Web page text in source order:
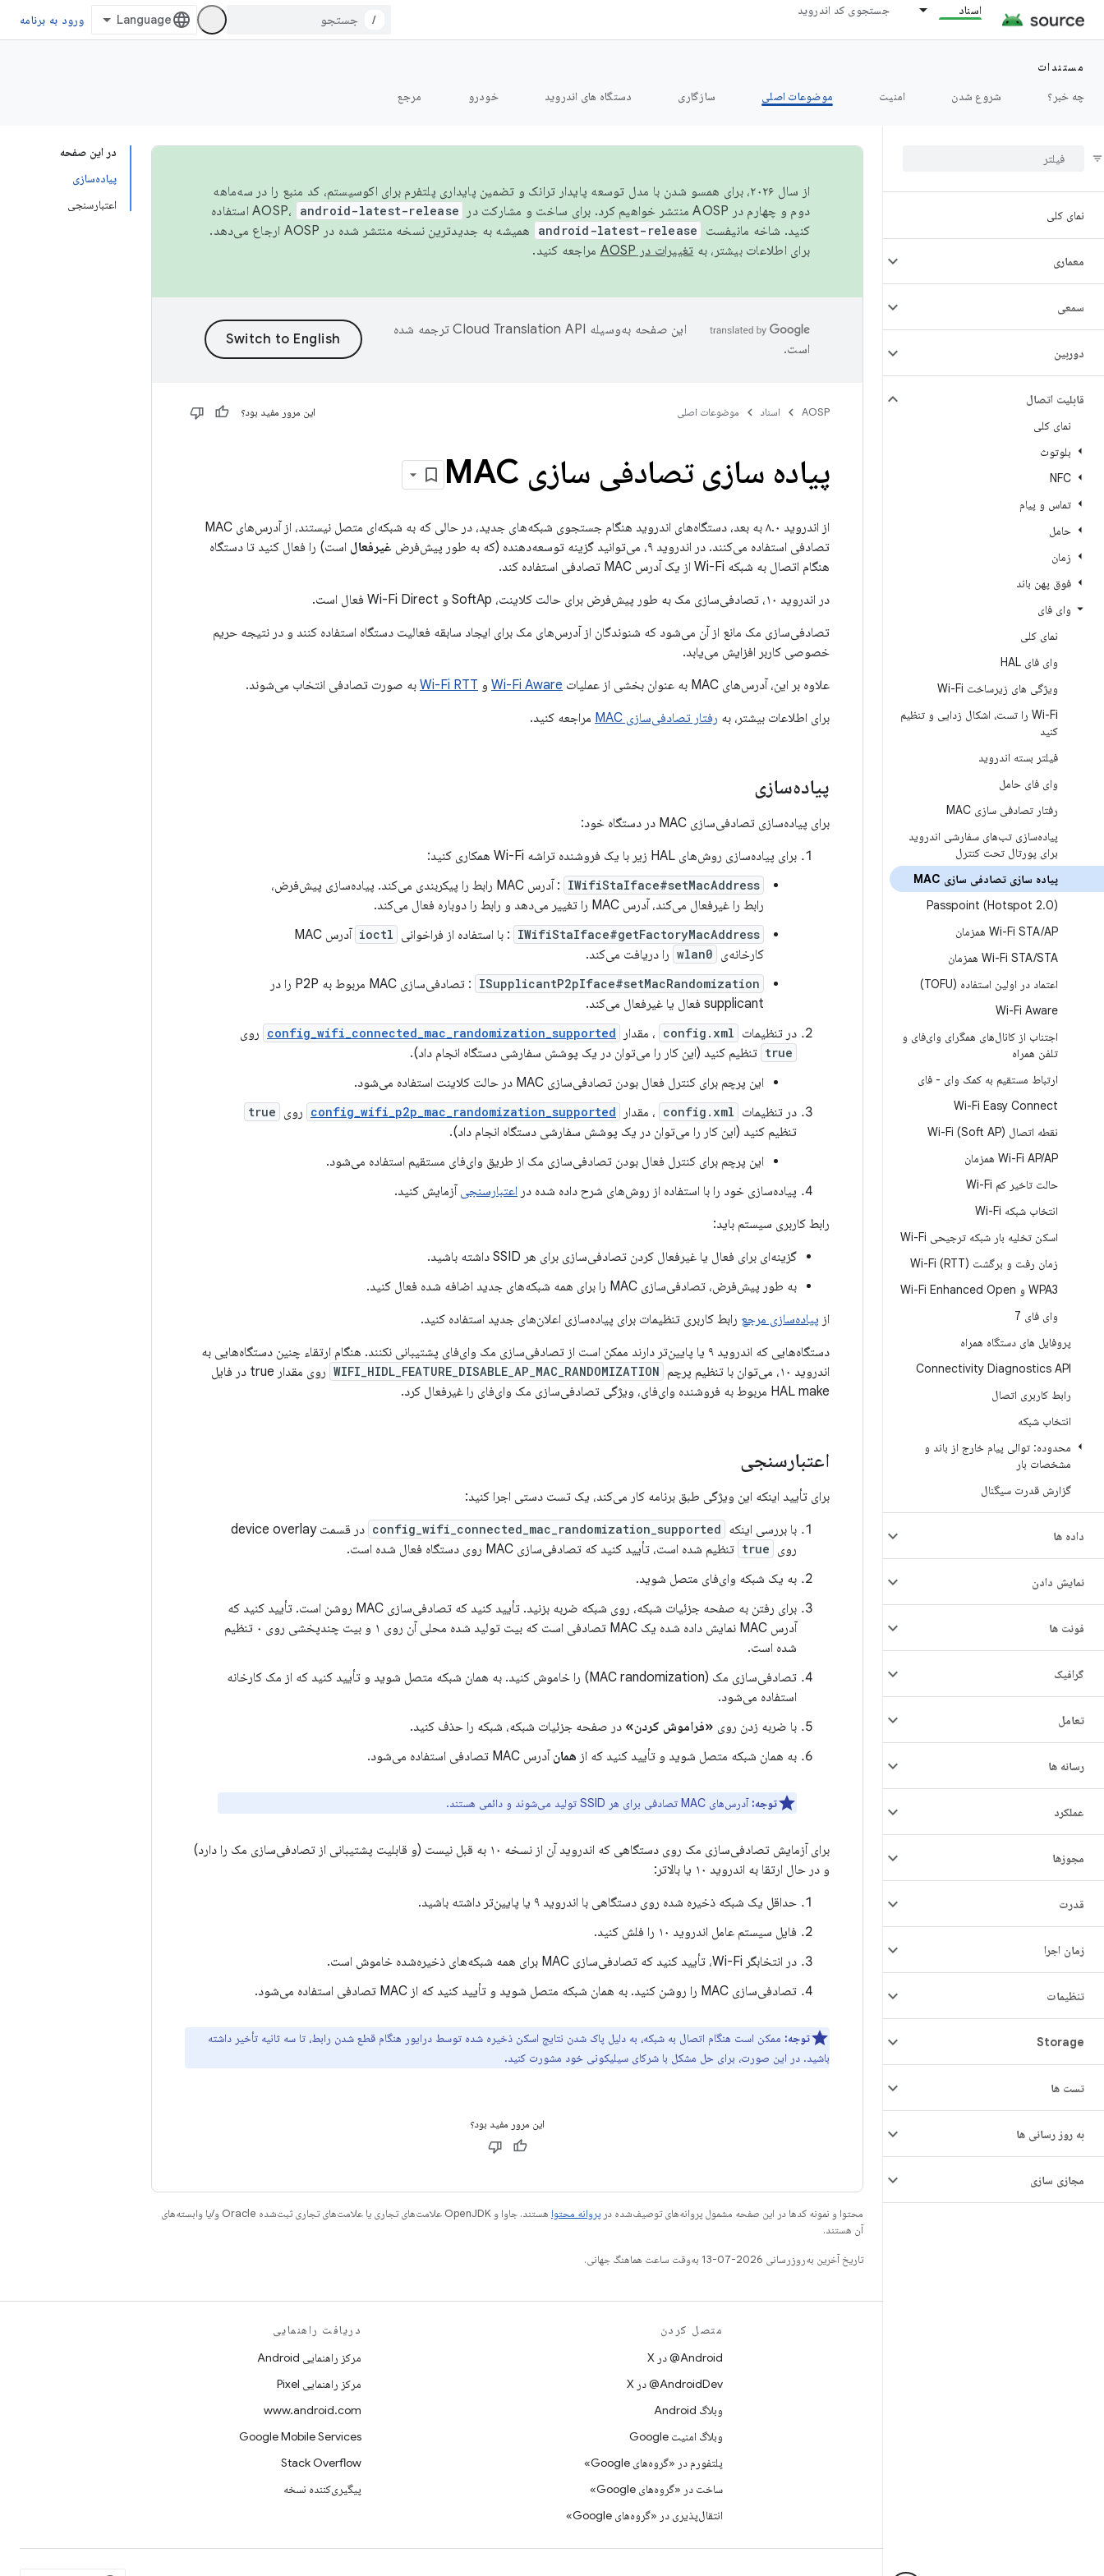
اسناد جستجوی کد اندروید
/ ورود به برنامه
مستندات
چه خبر؟
شروع شدن امنیت موضوعات اصلی سازگاری دستگاه های اندروید خودرو مرجع
نمای کلی
معماری
سمعی
دوربین
قابلیت اتصال
نمای کلی
بلوتوث
NFC
تماس و پیام
حامل
زمان
فوق پهن باند
وای فای
نمای کلی
وای فای HAL
ویژگی های زیرساخت Wi-Fi
Wi-Fi را تست، اشکال زدایی و تنظیم
کنید
فیلتر بسته اندروید
وای فای حامل
رفتار تصادفی سازی MAC
پیاده‌سازی تب‌های سفارشی اندروید
برای پورتال تحت کنترل
پیاده سازی تصادفی سازی MAC
Passpoint (Hotspot 2.0)
Wi-Fi STA/AP همزمان
Wi-Fi STA/STA همزمان
اعتماد در اولین استفاده (TOFU)
Wi-Fi Aware
اجتناب از کانال‌های همگرای وای‌فای و
تلفن همراه
ارتباط مستقیم به کمک وای - فای
Wi-Fi Easy Connect
نقطه اتصال Wi-Fi (Soft AP)
Wi-Fi AP/AP همزمان
حالت تاخیر کم Wi-Fi
انتخاب شبکه Wi-Fi
اسکن تخلیه بار شبکه ترجیحی Wi-Fi
زمان رفت و برگشت Wi-Fi (RTT)
WPA3 و Wi-Fi Enhanced Open
وای فای 7
پروفایل های دستگاه همراه
Connectivity Diagnostics API
رابط کاربری اتصال
انتخاب شبکه
محدوده: توالی پیام خارج از باند و
مشخصات بار
گزارش قدرت سیگنال
داده ها
نمایش دادن
فونت ها
گرافیک
تعامل
رسانه ها
عملکرد
مجوزها
قدرت
زمان اجرا
تنظیمات
Storage
تست ها
به روز رسانی ها
مجازی سازی
در این صفحه
پیاده‌سازی
اعتبارسنجی
از سال ۲۰۲۶، برای همسو شدن با مدل توسعه پایدار ترانک و تضمین پایداری پلتفرم برای اکوسیستم، کد منبع را در سه‌ماهه
دوم و چهارم در AOSP منتشر خواهیم کرد. برای ساخت و مشارکت در AOSP،
android-latest-release
استفاده
کنید. شاخه مانیفست
android-latest-release
همیشه به جدیدترین نسخه منتشر شده در AOSP ارجاع می‌دهد.
برای اطلاعات بیشتر، به تغییرات در AOSP مراجعه کنید.
این صفحه به‌وسیله
ترجمه شده
است.
AOSP اسناد موضوعات اصلی این مرور مفید بود؟
پیاده سازی تصادفی سازی MAC
از اندروید ۸.۰ به بعد، دستگاه‌های اندروید هنگام جستجوی شبکه‌های جدید، در حالی که به شبکه‌ای متصل نیستند، از آدرس‌های MAC
تصادفی استفاده می‌کنند. در اندروید ۹، می‌توانید گزینه توسعه‌دهنده (که به طور پیش‌فرض
غیرفعال است) را فعال کنید تا دستگاه
هنگام اتصال به شبکه Wi-Fi از یک آدرس MAC تصادفی استفاده کند.
در اندروید ۱۰، تصادفی‌سازی مک به طور پیش‌فرض برای حالت کلاینت، SoftAp و Wi-Fi Direct فعال است.
تصادفی‌سازی مک مانع از آن می‌شود که شنوندگان از آدرس‌های مک برای ایجاد سابقه فعالیت دستگاه استفاده کنند و در نتیجه حریم
خصوصی کاربر افزایش می‌یابد.
علاوه بر این، آدرس‌های MAC به عنوان بخشی از عملیات
Wi-Fi Aware و Wi-Fi RTT به صورت تصادفی انتخاب می‌شوند.
برای اطلاعات بیشتر، به رفتار تصادفی‌سازی MAC مراجعه کنید.
پیاده‌سازی
برای پیاده‌سازی تصادفی‌سازی MAC در دستگاه خود:
برای پیاده‌سازی روش‌های HAL زیر با یک فروشنده تراشه Wi-Fi همکاری کنید:
IWifiStaIface#setMacAddress
: آدرس MAC رابط را پیکربندی می‌کند. پیاده‌سازی پیش‌فرض،
رابط را غیرفعال می‌کند، آدرس MAC را تغییر می‌دهد و رابط را دوباره فعال می‌کند.
IWifiStaIface#getFactoryMacAddress : با استفاده از فراخوانی ioctl
آدرس MAC
کارخانه‌ی wlan0 را دریافت می‌کند.
ISupplicantP2pIface#setMacRandomization
: تصادفی‌سازی MAC مربوط به P2P را در
supplicant فعال یا غیرفعال می‌کند.
در تنظیمات config.xml ، مقدار config_wifi_connected_mac_randomization_supported روی
true تنظیم کنید (این کار را می‌توان در یک پوشش سفارشی دستگاه انجام داد).
این پرچم برای کنترل فعال بودن تصادفی‌سازی MAC در حالت کلاینت استفاده می‌شود.
در تنظیمات config.xml ، مقدار config_wifi_p2p_mac_randomization_supported روی true
تنظیم کنید (این کار را می‌توان در یک پوشش سفارشی دستگاه انجام داد).
این پرچم برای کنترل فعال بودن تصادفی‌سازی مک از طریق وای‌فای مستقیم استفاده می‌شود.
پیاده‌سازی خود را با استفاده از روش‌های شرح داده شده در اعتبارسنجی آزمایش کنید.
رابط کاربری سیستم باید:
گزینه‌ای برای فعال یا غیرفعال کردن تصادفی‌سازی برای هر SSID داشته باشید.
به طور پیش‌فرض، تصادفی‌سازی MAC را برای همه شبکه‌های جدید اضافه شده فعال کنید.
از پیاده‌سازی مرجع رابط کاربری تنظیمات برای پیاده‌سازی اعلان‌های جدید استفاده کنید.
دستگاه‌هایی که اندروید ۹ یا پایین‌تر دارند ممکن است از تصادفی‌سازی مک وای‌فای پشتیبانی نکنند. هنگام ارتقاء چنین دستگاه‌هایی به
اندروید ۱۰، می‌توان با تنظیم پرچم
WIFI_HIDL_FEATURE_DISABLE_AP_MAC_RANDOMIZATION
روی مقدار true در فایل
HAL make مربوط به فروشنده وای‌فای، ویژگی تصادفی‌سازی مک وای‌فای را غیرفعال کرد.
اعتبارسنجی
برای تأیید اینکه این ویژگی طبق برنامه کار می‌کند، یک تست دستی اجرا کنید:
با بررسی اینکه config_wifi_connected_mac_randomization_supported
در قسمت device overlay
روی true تنظیم شده است، تأیید کنید که تصادفی‌سازی MAC روی دستگاه فعال شده است.
به یک شبکه وای‌فای متصل شوید.
برای رفتن به صفحه جزئیات شبکه، روی شبکه ضربه بزنید. تأیید کنید که تصادفی‌سازی MAC روشن است. تأیید کنید که
آدرس MAC نمایش داده شده یک MAC تصادفی است که بیت تولید شده محلی آن روی ۱ و بیت چندپخشی روی ۰ تنظیم
شده است.
تصادفی‌سازی مک (MAC randomization) را خاموش کنید. به همان شبکه متصل شوید و تأیید کنید که از مک کارخانه
استفاده می‌شود.
با ضربه زدن روی «فراموش کردن» در صفحه جزئیات شبکه، شبکه را حذف کنید.
به همان شبکه متصل شوید و تأیید کنید که از همان آدرس MAC تصادفی استفاده می‌شود.
توجه: آدرس‌های MAC تصادفی برای هر SSID تولید می‌شوند و دائمی هستند.
برای آزمایش تصادفی‌سازی مک روی دستگاهی که اندروید آن از نسخه ۱۰ به قبل نیست (و قابلیت پشتیبانی از تصادفی‌سازی مک را دارد)
و در حال ارتقا به اندروید ۱۰ یا بالاتر:
حداقل یک شبکه ذخیره شده روی دستگاهی با اندروید ۹ یا پایین‌تر داشته باشید.
فایل سیستم عامل اندروید ۱۰ را فلش کنید.
در انتخابگر Wi-Fi، تأیید کنید که تصادفی‌سازی MAC برای همه شبکه‌های ذخیره‌شده خاموش است.
تصادفی‌سازی MAC را روشن کنید. به همان شبکه متصل شوید و تأیید کنید که از MAC تصادفی استفاده می‌شود.
توجه: ممکن است هنگام اتصال به شبکه، به دلیل پاک شدن نتایج اسکن ذخیره شده توسط درایور هنگام قطع شدن رابط، تا سه ثانیه تأخیر داشته
باشید. در این صورت، برای حل مشکل با شرکای سیلیکونی خود مشورت کنید.
این مرور مفید بود؟
محتوا و نمونه کدها در این صفحه مشمول پروانه‌های توصیف‌شده در پروانه محتوا
هستند. جاوا و OpenJDK علامت‌های تجاری یا علامت‌های تجاری ثبت‌شده Oracle و/یا وابسته‌های
آن هستند.
تاریخ آخرین به‌روزرسانی 2026-07-13 به‌وقت ساعت هماهنگ جهانی.
متصل کردن
‫‎@Android در X
‫‎@AndroidDev در X
وبلاگ Android
وبلاگ امنیت Google
پلتفورم در «گروه‌های Google»
ساخت در «گروه‌های Google»
انتقال‌پذیری در «گروه‌های Google»
دریافت راهنمایی
مرکز راهنمایی Android
مرکز راهنمایی Pixel
www.android.com
Google Mobile Services
Stack Overflow
پیگیری‌کننده نسخه